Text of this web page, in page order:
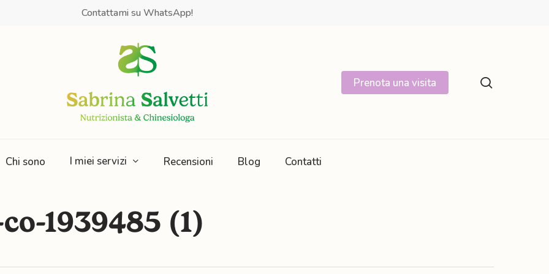
Contattami su WhatsApp!
Prenota una visita
Chi sono I miei servizi Recensioni Blog Contatti
1939485 (1)